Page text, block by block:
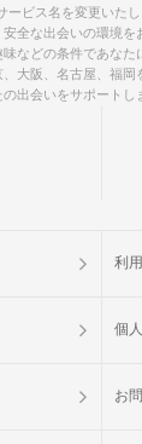
ービス名を変更いた
安全な出会いの環境
などの条件であな
大阪、名古屋、福
出会いをサポートし
利
個
お